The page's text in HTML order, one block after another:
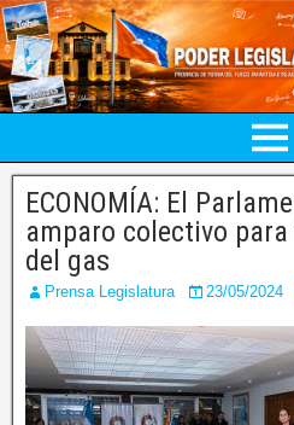
ECONOMÍA: El
amparo colectivo
del gas
Prensa Legislatura 23/05/2024